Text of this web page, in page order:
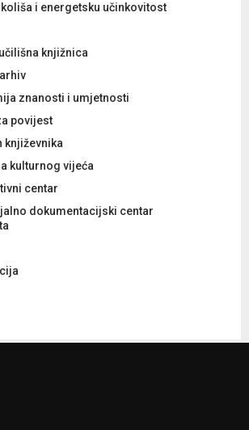
i energetsku učinkovitost
knjižnica
znanosti i umjetnosti
povijest
književnika
kulturnog vijeća
centar
dokumentacijski centar